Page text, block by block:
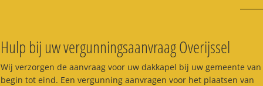
Hulp bij uw vergunningsaanvraag Overijssel
Wij verzorgen de aanvraag voor uw dakkapel bij uw gemeente van
begin tot eind. Een vergunning aanvragen voor het plaatsen van